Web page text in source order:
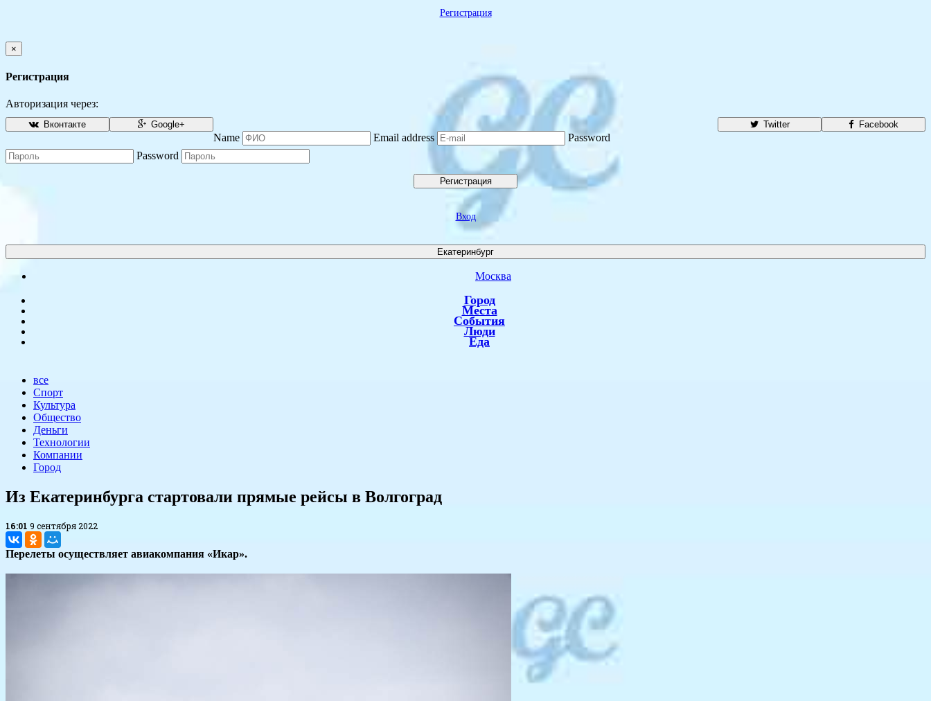
Регистрация
×
Регистрация
Авторизация через:
Facebook
Вконтакте Twitter
Google+
Name Email address
Password
Password
Регистрация
Вход
Екатеринбург
Москва
Город
Места
События
Люди
Еда
все
Спорт
Культура
Общество
Деньги
Технологии
Компании
Город
Из Екатеринбурга стартовали прямые рейсы в Волгоград
16:01 9 сентября 2022
Перелеты осуществляет авиакомпания «Икар».